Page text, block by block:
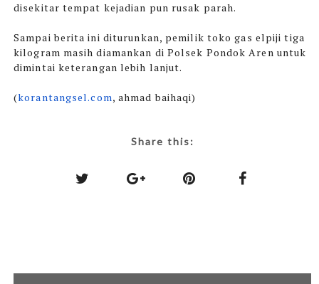
disekitar tempat kejadian pun rusak parah.
Sampai berita ini diturunkan, pemilik toko gas elpiji tiga
kilogram masih diamankan di Polsek Pondok Aren untuk
dimintai keterangan lebih lanjut.
(korantangsel.com, ahmad baihaqi)
Share this: